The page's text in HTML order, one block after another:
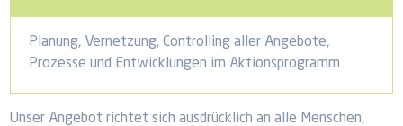
Planung, Vernetzung, Controlling aller Angebote,
Prozesse und Entwicklungen im Aktionsprogramm
Unser Angebot richtet sich ausdrücklich an alle Menschen,